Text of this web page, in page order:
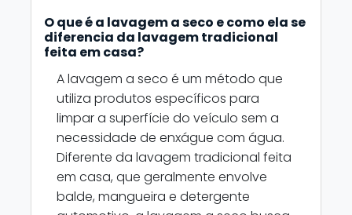
O que é a lavagem a seco e como ela se
diferencia da lavagem tradicional
feita em casa?
A lavagem a seco é um método que
utiliza produtos específicos para
limpar a superfície do veículo sem a
necessidade de enxágue com água.
Diferente da lavagem tradicional feita
em casa, que geralmente envolve
balde, mangueira e detergente